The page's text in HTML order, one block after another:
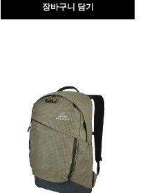
다.
장바구니 담기